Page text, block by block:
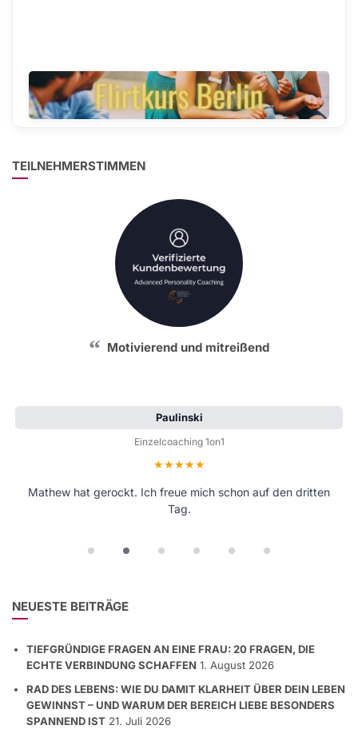
TEILNEHMERSTIMMEN
Motivierend und mitreißend
Paulinski
Einzelcoaching 1on1
Bewertung: 5 von 5 Sternen
Mathew hat gerockt. Ich freue mich schon auf den dritten
Tag.
NEUESTE BEITRÄGE
TIEFGRÜNDIGE FRAGEN AN EINE FRAU: 20 FRAGEN, DIE
ECHTE VERBINDUNG SCHAFFEN 1. August 2026
RAD DES LEBENS: WIE DU DAMIT KLARHEIT ÜBER DEIN LEBEN
GEWINNST – UND WARUM DER BEREICH LIEBE BESONDERS
SPANNEND IST 21. Juli 2026